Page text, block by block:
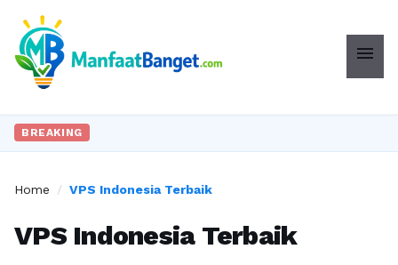
menu
BREAKING
Home / VPS Indonesia Terbaik
VPS Indonesia Terbaik